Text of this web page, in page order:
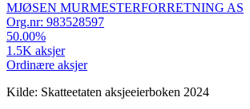
MJØSEN MURMESTERFORRETNING AS
Org.nr: 983528597
50.00%
1.5K aksjer
Ordinære aksjer
Kilde: Skatteetaten aksjeeierboken 2024